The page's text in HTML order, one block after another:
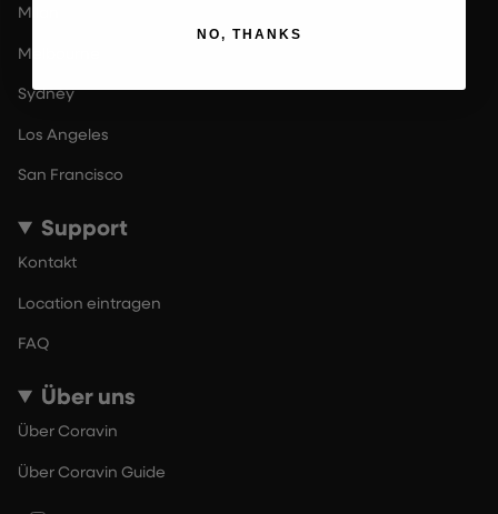
Milan
Melbourne
Sydney
Los Angeles
San Francisco
Support
Kontakt
Location eintragen
FAQ
Über uns
Über Coravin
Über Coravin Guide
NO, THANKS